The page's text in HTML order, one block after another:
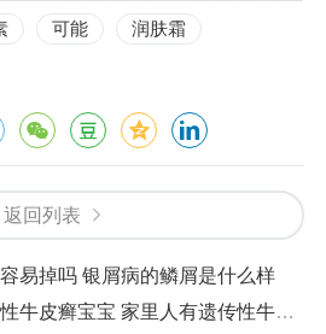
可能 润肤霜
返回列表
易掉吗 银屑病的鳞屑是什么样
癣宝宝 家里人有遗传性牛皮癣宝宝怎么办